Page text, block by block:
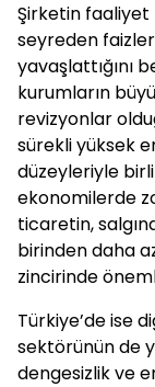
Şirketin
seyreden
yavaşlattığını
kurumların
revizyonlar
sürekli yüksek
düzeyleriyle
ekonomilerde
ticaretin,
birinden daha
zincirinde
Türkiye’de ise
sektörünün de
dengesizlik ve